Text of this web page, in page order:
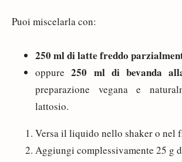
Puoi miscelarla con:
250 ml di latte freddo
oppure250 ml di bevanda
preparazione vegana e
lattosio.
Versa il liquido nello shaker o nel
Aggiungi complessivamente 25 g